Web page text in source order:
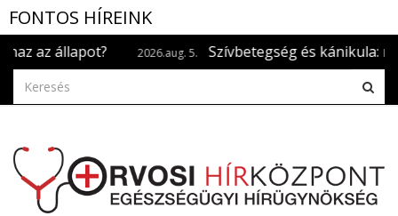
FONTOS HÍREINK
2026.aug. 5. Szívbetegség és kánikula: mire kell